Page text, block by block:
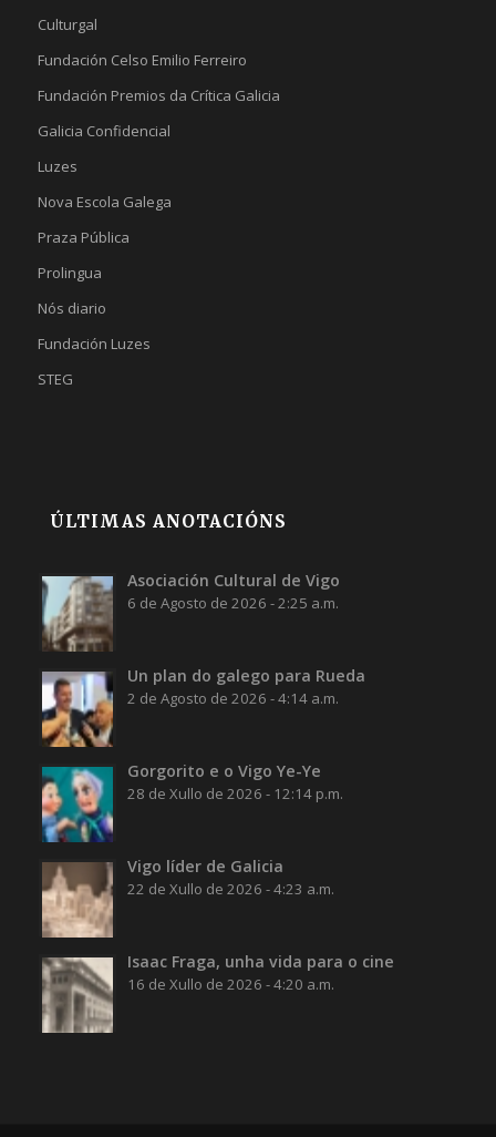
Culturgal
Fundación Celso Emilio Ferreiro
Fundación Premios da Crítica Galicia
Galicia Confidencial
Luzes
Nova Escola Galega
Praza Pública
Prolingua
Nós diario
Fundación Luzes
STEG
ÚLTIMAS ANOTACIÓNS
Asociación Cultural de Vigo
6 de Agosto de 2026 - 2:25 a.m.
Un plan do galego para Rueda
2 de Agosto de 2026 - 4:14 a.m.
Gorgorito e o Vigo Ye-Ye
28 de Xullo de 2026 - 12:14 p.m.
Vigo líder de Galicia
22 de Xullo de 2026 - 4:23 a.m.
Isaac Fraga, unha vida para o cine
16 de Xullo de 2026 - 4:20 a.m.